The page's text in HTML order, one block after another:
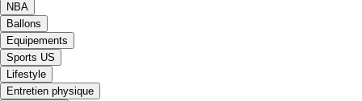
NBA
Ballons
Equipements
Sports US
Lifestyle
Entretien physique